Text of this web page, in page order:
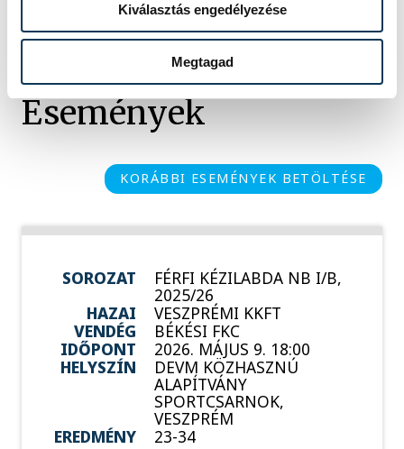
Kiválasztás engedélyezése
Megtagad
Dániel
Események
KORÁBBI ESEMÉNYEK BETÖLTÉSE
SOROZAT FÉRFI KÉZILABDA NB I/B,
2025/26
HAZAI
VESZPRÉMI KKFT
VENDÉG
BÉKÉSI FKC
IDŐPONT
2026. MÁJUS 9. 18:00
HELYSZÍN
DEVM KÖZHASZNÚ
ALAPÍTVÁNY
SPORTCSARNOK,
VESZPRÉM
EREDMÉNY
23-34